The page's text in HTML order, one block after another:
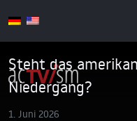
Steht das
Niedergang?
1. Juni 2026